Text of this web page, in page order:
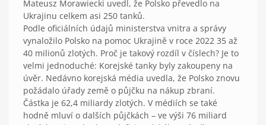
Mateusz Morawiecki uvedl, že Polsko převedlo na
Ukrajinu celkem asi 250 tanků.
Podle oficiálních údajů ministerstva vnitra a správy
vynaložilo Polsko na pomoc Ukrajině v roce 2022 35 až
40 milionů zlotých. Proč je takový rozdíl v číslech? Je to
velmi jednoduché: Korejské tanky byly zakoupeny na
úvěr. Nedávno korejská média uvedla, že Polsko znovu
požádalo úřady země o půjčku na nákup zbraní.
Částka je 62,4 miliardy zlotých. V médiích se také
hodně mluví o dalších půjčkách – ve výši 76 miliard